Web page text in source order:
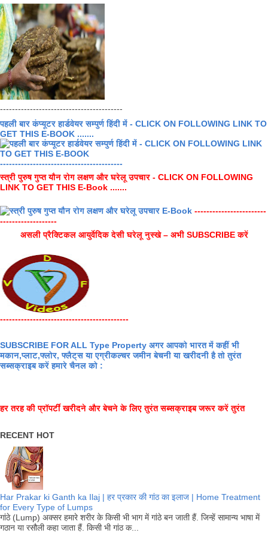
-----------------------------------------
पहली बार कंप्यूटर हार्डवेयर सम्पुर्ण हिंदी में - CLICK ON FOLLOWING LINK TO
GET THIS E-BOOK .......
-----------------------------------------
स्त्री पुरुष गुप्त यौन रोग लक्षण और घरेलू उपचार - CLICK ON FOLLOWING
LINK TO GET THIS E-Book .......
------------------------
-------------------
असली प्रैक्टिकल आयुर्वेदिक देसी घरेलू नुस्खे – अभी SUBSCRIBE करें
-------------------------------------------
SUBSCRIBE FOR ALL Type Property अगर आपको भारत में कहीं भी
मकान,प्लाट,फ्लोर, फ्लैट्स या एग्रीकल्चर जमीन बेचनी या खरीदनी है तो तुरंत
सब्सक्राइब करें हमारे चैनल को :
हर तरह की प्रॉपर्टी खरीदने और बेचने के लिए तुरंत सब्सक्राइब जरूर करें तुरंत
RECENT HOT
Har Prakar ki Ganth ka Ilaj | हर प्रकार की गांठ का इलाज | Home Treatment
for Every Type of Lumps
गांठे (Lump) अक्सर हमारे शरीर के किसी भी भाग में गांठे बन जाती हैं. जिन्हें सामान्य भाषा में
गठान या रसौली कहा जाता हैं. किसी भी गांठ क...